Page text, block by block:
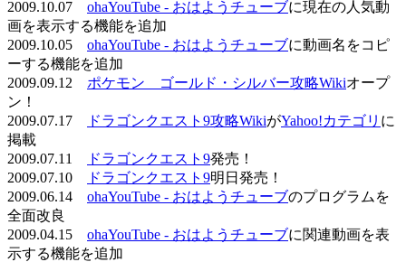
2009.10.07 ohaYouTube - おはようチューブに現在の人気動
画を表示する機能を追加
2009.10.05 ohaYouTube - おはようチューブに動画名をコピ
ーする機能を追加
2009.09.12 ポケモン ゴールド・シルバー攻略Wikiオープ
ン！
2009.07.17
ドラゴンクエスト9攻略WikiがYahoo!カテゴリ に
掲載
2009.07.11
ドラゴンクエスト9発売！
2009.07.10
ドラゴンクエスト9明日発売！
2009.06.14 ohaYouTube - おはようチューブのプログラムを
全面改良
2009.04.15 ohaYouTube - おはようチューブに関連動画を表
示する機能を追加